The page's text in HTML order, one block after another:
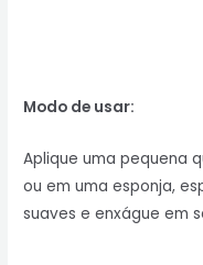
Modo de usar:
Aplique uma pequena
ou em uma esponja,
suaves e enxágue em